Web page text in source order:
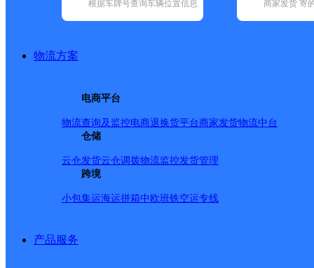
根据车牌号查询车辆位置信息
商家发货 寄
物流方案
电商平台
物流查询及监控电商退换货平台商家发货物流中台
仓储
云仓发货云仓调拨物流监控发货管理
跨境
小包集运海运拼箱中欧班铁空运专线
产品服务
城市：抚州市 ✕ 快递：德邦快递 ✕ 地区：金溪县 ✕ 清
(208)
圆通速递(16)
更多号码地址：江西省抚州市金溪县黄通乡胡嫦娥
详情